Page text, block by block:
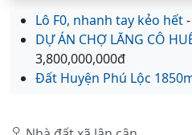
Lô F0, nhanh tay kẻo hết
DỰ ÁN CHỢ LĂNG CÔ
3,800,000,000đ
Đất Huyện Phú Lộc